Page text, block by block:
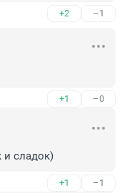
+2 –1
+1 –0
и сладок)
+1 –1